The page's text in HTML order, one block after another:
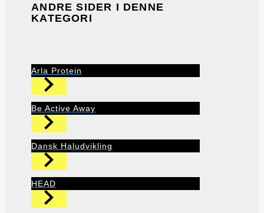
ANDRE SIDER I DENNE
KATEGORI
Arla Protein
Be Active Away
Dansk Haludvikling
HEAD